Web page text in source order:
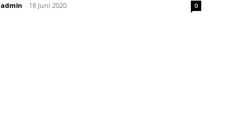
admin - 18 Juni 2020 0